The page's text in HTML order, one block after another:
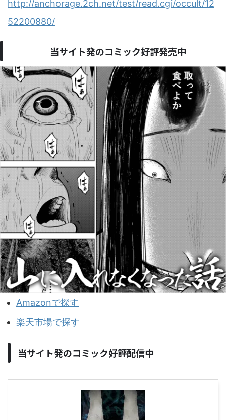
http://anchorage.2ch.net/test/read.cgi/occult/12
52200880/
当サイト発のコミック好評発売中
Amazonで探す
楽天市場で探す
当サイト発のコミック好評配信中